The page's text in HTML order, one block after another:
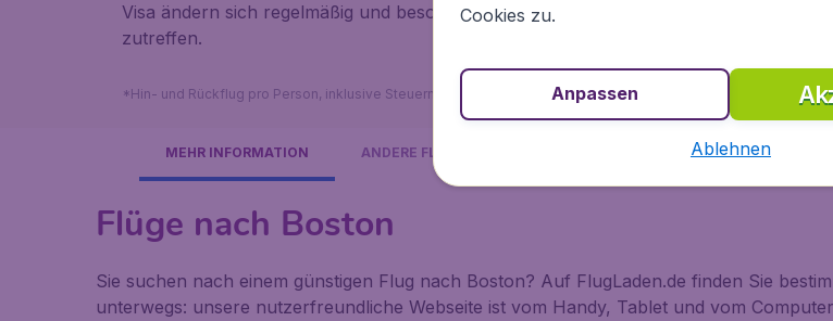
Visa ändern sich regelmäßig und besondere Bedingungen können
zutreffen.
*Hin- und Rückflug pro Person, inklusive Steuern, exklusive € 19,99 Buchungsgebühr.
MEHR INFORMATION ANDERE FLÜGE
Flüge nach Boston
Sie suchen nach einem günstigen Flug nach Boston? Auf FlugLaden.de finden Sie
unterwegs: unsere nutzerfreundliche Webseite ist vom Handy, Tablet und vom
Cookies zu.
Anpassen
Ablehnen